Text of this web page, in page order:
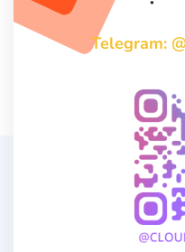
Telegram: